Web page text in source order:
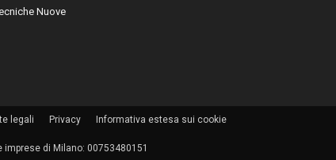
Nuove
legali Privacy Informativa estesa sui cookie
di Milano: 00753480151